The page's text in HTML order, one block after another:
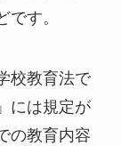
す。
校教育法で
には規定が
の教育内容